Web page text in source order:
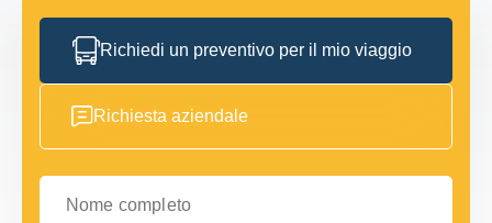
Richiedi un preventivo per il mio viaggio
Richiesta aziendale
Nome completo